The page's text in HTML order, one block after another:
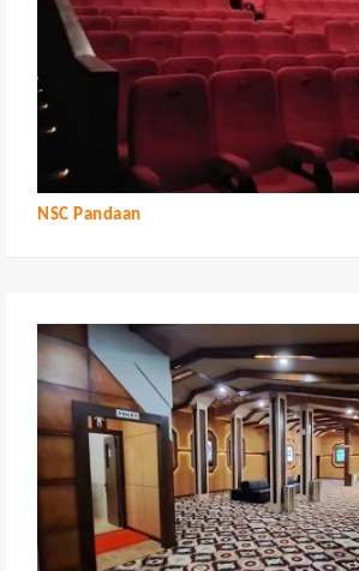
NSC Pandaan